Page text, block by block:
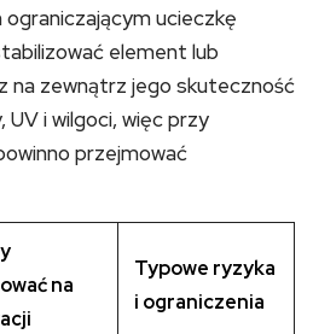
ucieczkę
element lub
na zewnątrz jego skuteczność
i wilgoci, więc przy
przejmować
na
Typowe ryzyka
i ograniczenia